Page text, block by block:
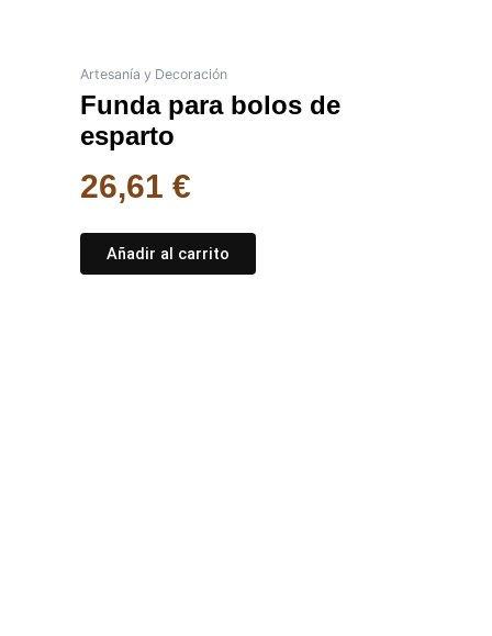
Artesanía y Decoración
Funda para bolos de
esparto
26,61 €
Añadir al carrito